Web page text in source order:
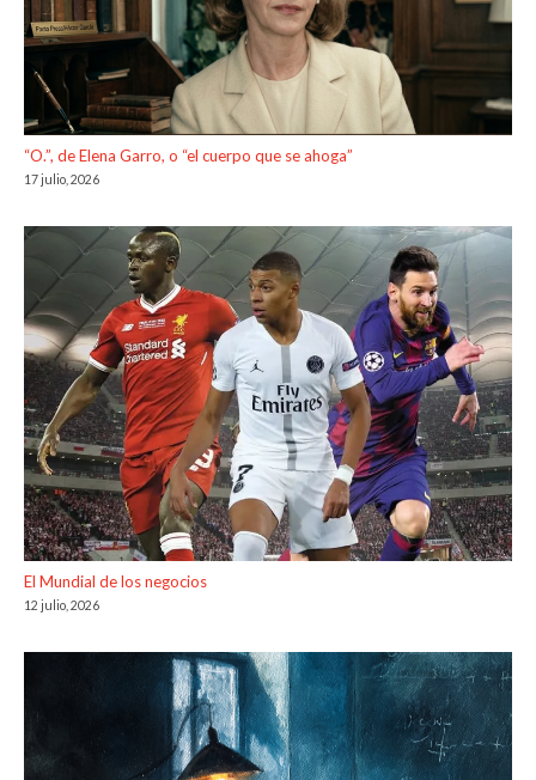
“O.”, de Elena Garro, o “el cuerpo que se ahoga”
17 julio, 2026
El Mundial de los negocios
12 julio, 2026